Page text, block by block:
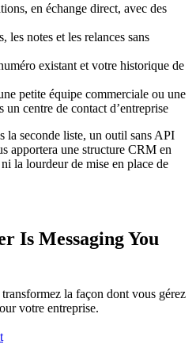
en échange direct, avec des
les notes et les relances sans
existant et votre historique de
petite équipe commerciale ou une
centre de contact d’entreprise
la seconde liste, un outil sans API
apportera une structure CRM en
la lourdeur de mise en place de
Is Messaging You
la façon dont vous gérez
votre entreprise.